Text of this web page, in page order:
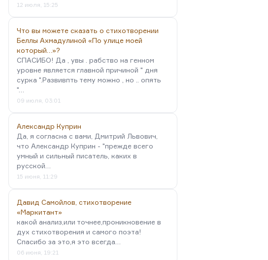
12 июля, 15:25
Что вы можете сказать о стихотворении
Беллы Ахмадулиной «По улице моей
который…»?
СПАСИБО! Да , увы . рабство на генном
уровне является главной причиной " дня
сурка ".Развивпть тему можно , но .. опять
"…
09 июля, 03:01
Александр Куприн
Да, я согласна с вами, Дмитрий Львович,
что Александр Куприн - "прежде всего
умный и сильный писатель, каких в
русской…
15 июня, 11:29
Давид Самойлов, стихотворение
«Маркитант»
какой анализ,или точнее,проникновение в
дух стихотворения и самого поэта!
Спасибо за это,я это всегда…
06 июня, 19:21